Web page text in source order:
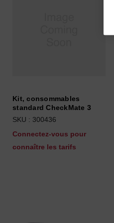
Kit, consommables
standard CheckMate 3
SKU : 300436
Connectez-vous pour
connaître les tarifs